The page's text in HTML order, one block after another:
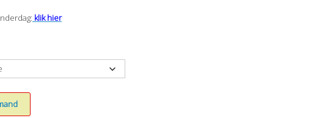
klik hier